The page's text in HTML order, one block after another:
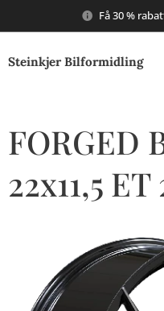
Få 30 %
Steinkjer Bilformidling
FORGED
22x11,5